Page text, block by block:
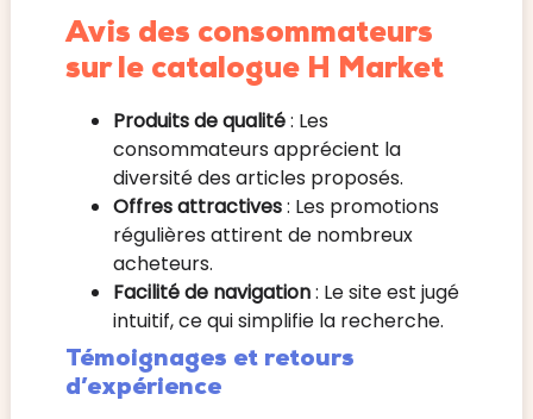
Avis des consommateurs
sur le catalogue H Market
Produits de qualité: Les
consommateurs apprécient la
diversité des articles proposés.
Offres attractives: Les promotions
régulières attirent de nombreux
acheteurs.
Facilité de navigation: Le site est jugé
intuitif, ce qui simplifie la recherche.
Témoignages et retours
d’expérience